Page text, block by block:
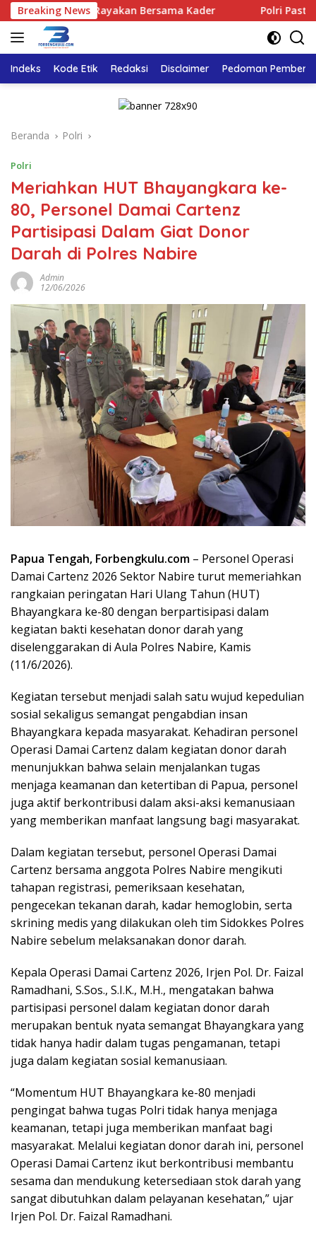
Langsung
ke
konten
Breaking News
Rayakan Bersama Kader Polri Pastikan Proses
Indeks Kode Etik Redaksi Disclaimer Pedoman
Beranda Polri
Polri
Meriahkan HUT Bhayangkara ke-
80, Personel Damai Cartenz
Partisipasi Dalam Giat Donor
Darah di Polres Nabire
Admin
12/06/2026
Papua Tengah, Forbengkulu.com – Personel Operasi
Damai Cartenz 2026 Sektor Nabire turut memeriahkan
rangkaian peringatan Hari Ulang Tahun (HUT)
Bhayangkara ke-80 dengan berpartisipasi dalam
kegiatan bakti kesehatan donor darah yang
diselenggarakan di Aula Polres Nabire, Kamis
(11/6/2026).
Kegiatan tersebut menjadi salah satu wujud kepedulian
sosial sekaligus semangat pengabdian insan
Bhayangkara kepada masyarakat. Kehadiran personel
Operasi Damai Cartenz dalam kegiatan donor darah
menunjukkan bahwa selain menjalankan tugas
menjaga keamanan dan ketertiban di Papua, personel
juga aktif berkontribusi dalam aksi-aksi kemanusiaan
yang memberikan manfaat langsung bagi masyarakat.
Dalam kegiatan tersebut, personel Operasi Damai
Cartenz bersama anggota Polres Nabire mengikuti
tahapan registrasi, pemeriksaan kesehatan,
pengecekan tekanan darah, kadar hemoglobin, serta
skrining medis yang dilakukan oleh tim Sidokkes Polres
Nabire sebelum melaksanakan donor darah.
Kepala Operasi Damai Cartenz 2026, Irjen Pol. Dr. Faizal
Ramadhani, S.Sos., S.I.K., M.H., mengatakan bahwa
partisipasi personel dalam kegiatan donor darah
merupakan bentuk nyata semangat Bhayangkara yang
tidak hanya hadir dalam tugas pengamanan, tetapi
juga dalam kegiatan sosial kemanusiaan.
“Momentum HUT Bhayangkara ke-80 menjadi
pengingat bahwa tugas Polri tidak hanya menjaga
keamanan, tetapi juga memberikan manfaat bagi
masyarakat. Melalui kegiatan donor darah ini, personel
Operasi Damai Cartenz ikut berkontribusi membantu
sesama dan mendukung ketersediaan stok darah yang
sangat dibutuhkan dalam pelayanan kesehatan,” ujar
Irjen Pol. Dr. Faizal Ramadhani.